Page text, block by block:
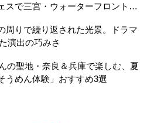
スで三宮・ウォーターフロントを
周りで繰り返された光景。ドラマ
演出の巧みさ
の聖地・奈良＆兵庫で楽しむ、夏
うめん体験」おすすめ3選